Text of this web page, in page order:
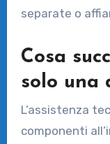
separate o
Cosa
solo una
L’assistenza
componenti